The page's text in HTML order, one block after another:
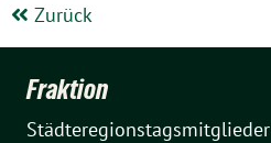
Zurück
Fraktion
Städteregionstagsmitglieder